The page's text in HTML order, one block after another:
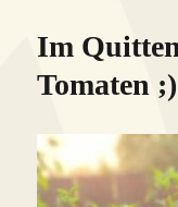
Im
Tomaten ;)